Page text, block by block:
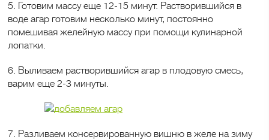
5. Готовим массу еще 12-15 минут. Растворившийся в
воде агар готовим несколько минут, постоянно
помешивая желейную массу при помощи кулинарной
лопатки.
6. Выливаем растворившийся агар в плодовую смесь,
варим еще 2-3 минуты.
7. Разливаем консервированную вишню в желе на зиму